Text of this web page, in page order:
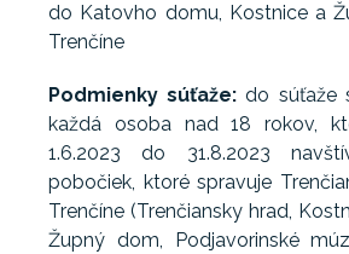
do Katovho domu, Kostnice a
Trenčíne
Podmienky súťaže:do súťaže
každá osoba nad 18 rokov,
1.6.2023 do 31.8.2023
pobočiek, ktoré spravuje
Trenčíne (Trenčiansky hrad,
Župný dom, Podjavorinské